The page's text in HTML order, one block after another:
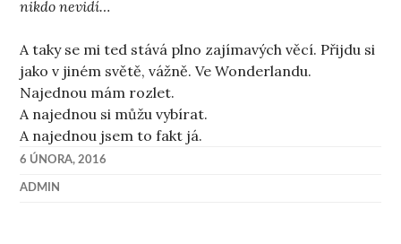
nikdo nevidí…
A taky se mi ted stává plno zajímavých věcí. Přijdu si
jako v jiném světě, vážně. Ve Wonderlandu.
Najednou mám rozlet.
A najednou si můžu vybírat.
A najednou jsem to fakt já.
6 ÚNORA, 2016
ADMIN